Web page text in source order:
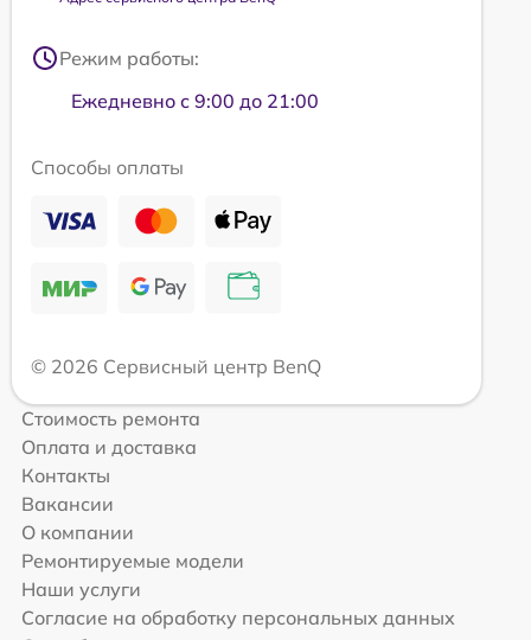
Режим работы:
Ежедневно с 9:00 до 21:00
Способы оплаты
© 2026 Сервисный центр BenQ
Стоимость ремонта
Оплата и доставка
Контакты
Вакансии
О компании
Ремонтируемые модели
Наши услуги
Согласие на обработку персональных данных